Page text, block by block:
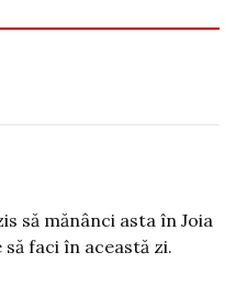
să mănânci asta în Joia
faci în această zi.